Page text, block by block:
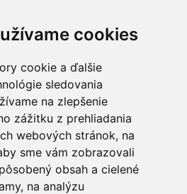
cookies
cookie a ďalšie
sledovania
na zlepšenie
zážitku z prehliadania
webových stránok, na
sme vám zobrazovali
obsah a cielené
na analýzu
Cena od 2,86€